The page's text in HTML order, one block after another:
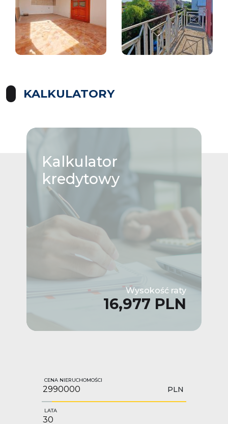
KALKULATORY
Kalkulator
kredytowy
Wysokość raty
16,977 PLN
CENA NIERUCHOMOŚCI
PLN
LATA